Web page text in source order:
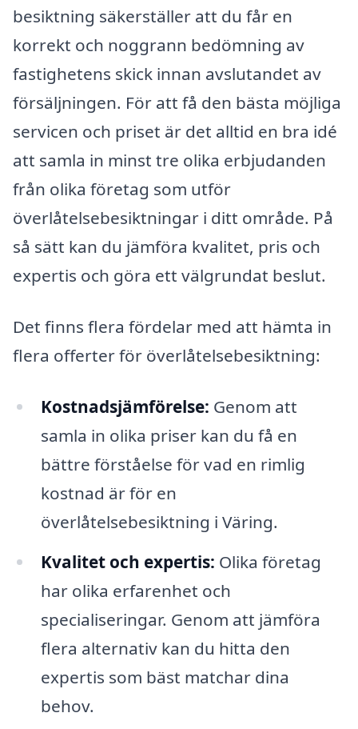
besiktning säkerställer att du får en
korrekt och noggrann bedömning av
fastighetens skick innan avslutandet av
försäljningen. För att få den bästa möjliga
servicen och priset är det alltid en bra idé
att samla in minst tre olika erbjudanden
från olika företag som utför
överlåtelsebesiktningar i ditt område. På
så sätt kan du jämföra kvalitet, pris och
expertis och göra ett välgrundat beslut.
Det finns flera fördelar med att hämta in
flera offerter för överlåtelsebesiktning:
Kostnadsjämförelse: Genom att
samla in olika priser kan du få en
bättre förståelse för vad en rimlig
kostnad är för en
överlåtelsebesiktning i Väring.
Kvalitet och expertis: Olika företag
har olika erfarenhet och
specialiseringar. Genom att jämföra
flera alternativ kan du hitta den
expertis som bäst matchar dina
behov.